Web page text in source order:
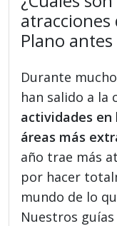
atracciones
Plano
Durante
han salido a la
actividades en
áreas más
año trae más
por hacer
mundo de lo
Nuestros